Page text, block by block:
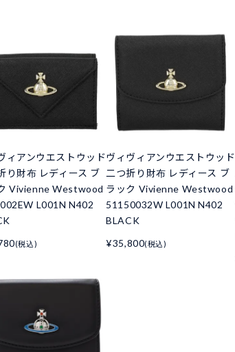
ィアンウエストウッド
り財布 レディース ブ
Vivienne Westwood
L001N N402
(税込)
ヴィヴィアンウエストウッド
二つ折り財布 レディース ブ
ラック Vivienne Westwood
51150032W L001N N402
BLACK
¥35,800(税込)